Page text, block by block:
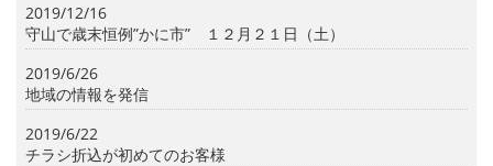
2019/12/16
守山で歳末恒例”かに市” １２月２１日（土）
2019/6/26
地域の情報を発信
2019/6/22
チラシ折込が初めてのお客様